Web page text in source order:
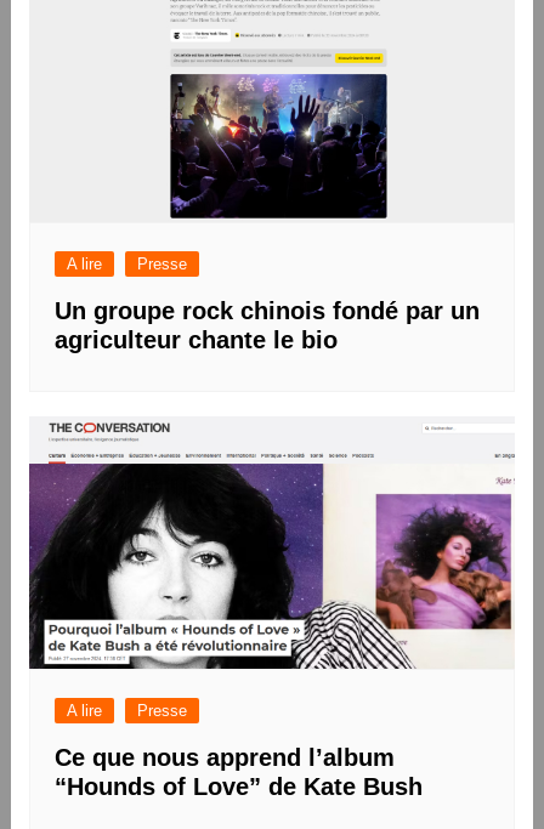
A lire Presse
Un groupe rock chinois fondé par un
agriculteur chante le bio
A lire Presse
Ce que nous apprend l’album
“Hounds of Love” de Kate Bush